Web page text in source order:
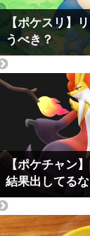
【ポケスリ】
うべき？
【ポケチャン
結果出してる